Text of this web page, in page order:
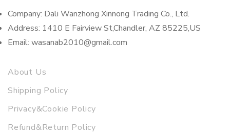
Company: Dali Wanzhong Xinnong Trading Co., Ltd.
Address: 1410 E Fairview St,Chandler, AZ 85225,US
Email: wasanab2010@gmail.com
About Us
Shipping Policy
Privacy&Cookie Policy
Refund&Return Policy